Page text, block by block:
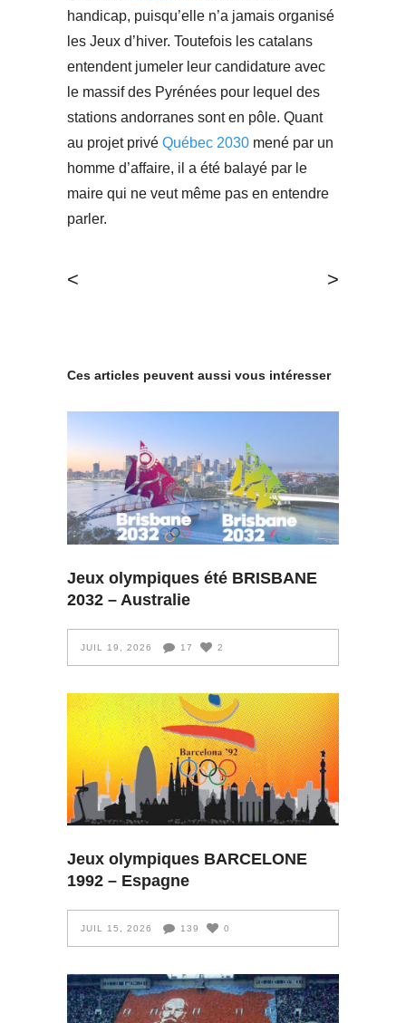
handicap, puisqu’elle n’a jamais organisé
les Jeux d’hiver. Toutefois les catalans
entendent jumeler leur candidature avec
le massif des Pyrénées pour lequel des
stations andorranes sont en pôle. Quant
au projet privé Québec 2030 mené par un
homme d’affaire, il a été balayé par le
maire qui ne veut même pas en entendre
parler.
< >
Ces articles peuvent aussi vous intéresser
Jeux olympiques été BRISBANE
2032 – Australie
JUIL 19, 2026 17 2
Jeux olympiques BARCELONE
1992 – Espagne
JUIL 15, 2026 139 0